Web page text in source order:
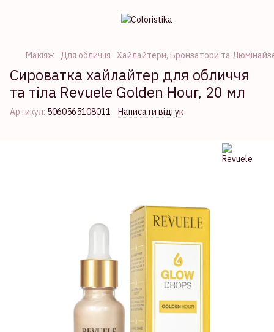
Макіяж Для обличчя Хайлайтери, Бронзатори та
Сироватка хайлайтер для обличчя
та тіла Revuele Golden Hour, 20 мл
Артикул: 5060565108011 Написати відгук